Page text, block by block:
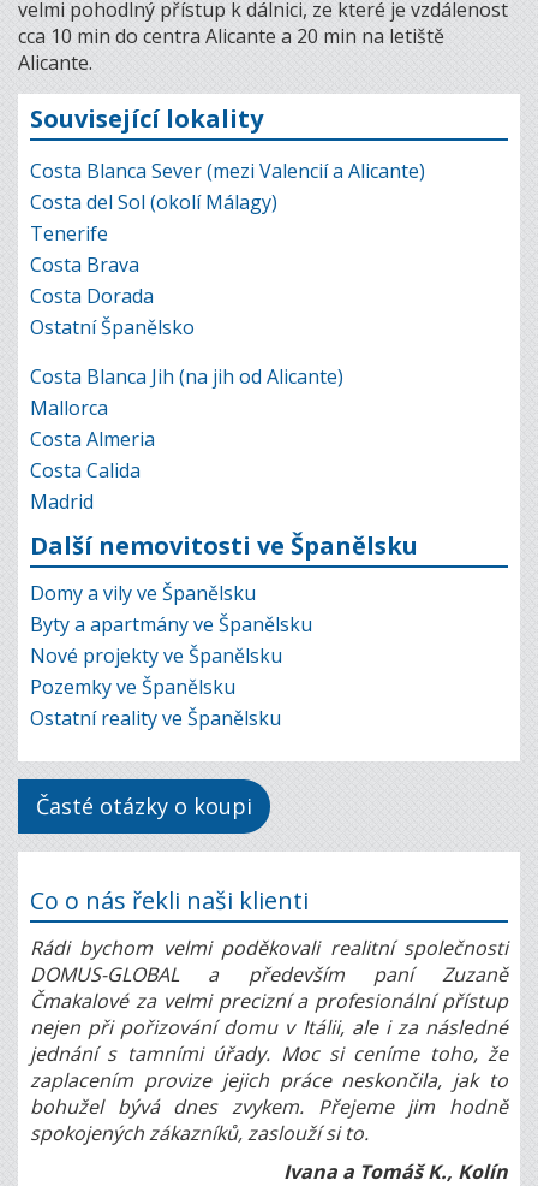
velmi pohodlný přístup k dálnici, ze které je vzdálenost
cca 10 min do centra Alicante a 20 min na letiště
Alicante.
Související lokality
Costa Blanca Sever (mezi Valencií a Alicante)
Costa del Sol (okolí Málagy)
Tenerife
Costa Brava
Costa Dorada
Ostatní Španělsko
Costa Blanca Jih (na jih od Alicante)
Mallorca
Costa Almeria
Costa Calida
Madrid
Další nemovitosti ve Španělsku
Domy a vily ve Španělsku
Byty a apartmány ve Španělsku
Nové projekty ve Španělsku
Pozemky ve Španělsku
Ostatní reality ve Španělsku
Časté otázky o koupi
Co o nás řekli naši klienti
Rádi bychom velmi poděkovali realitní společnosti
DOMUS-GLOBAL a především paní Zuzaně
Čmakalové za velmi precizní a profesionální přístup
nejen při pořizování domu v Itálii, ale i za následné
jednání s tamními úřady. Moc si ceníme toho, že
zaplacením provize jejich práce neskončila, jak to
bohužel bývá dnes zvykem. Přejeme jim hodně
spokojených zákazníků, zaslouží si to.
Ivana a Tomáš K., Kolín